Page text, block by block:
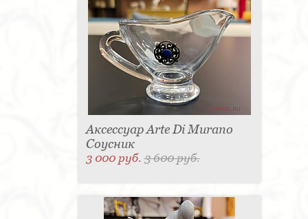
Аксессуар Arte Di Murano
Соусник
3 000 руб.3 600 руб.